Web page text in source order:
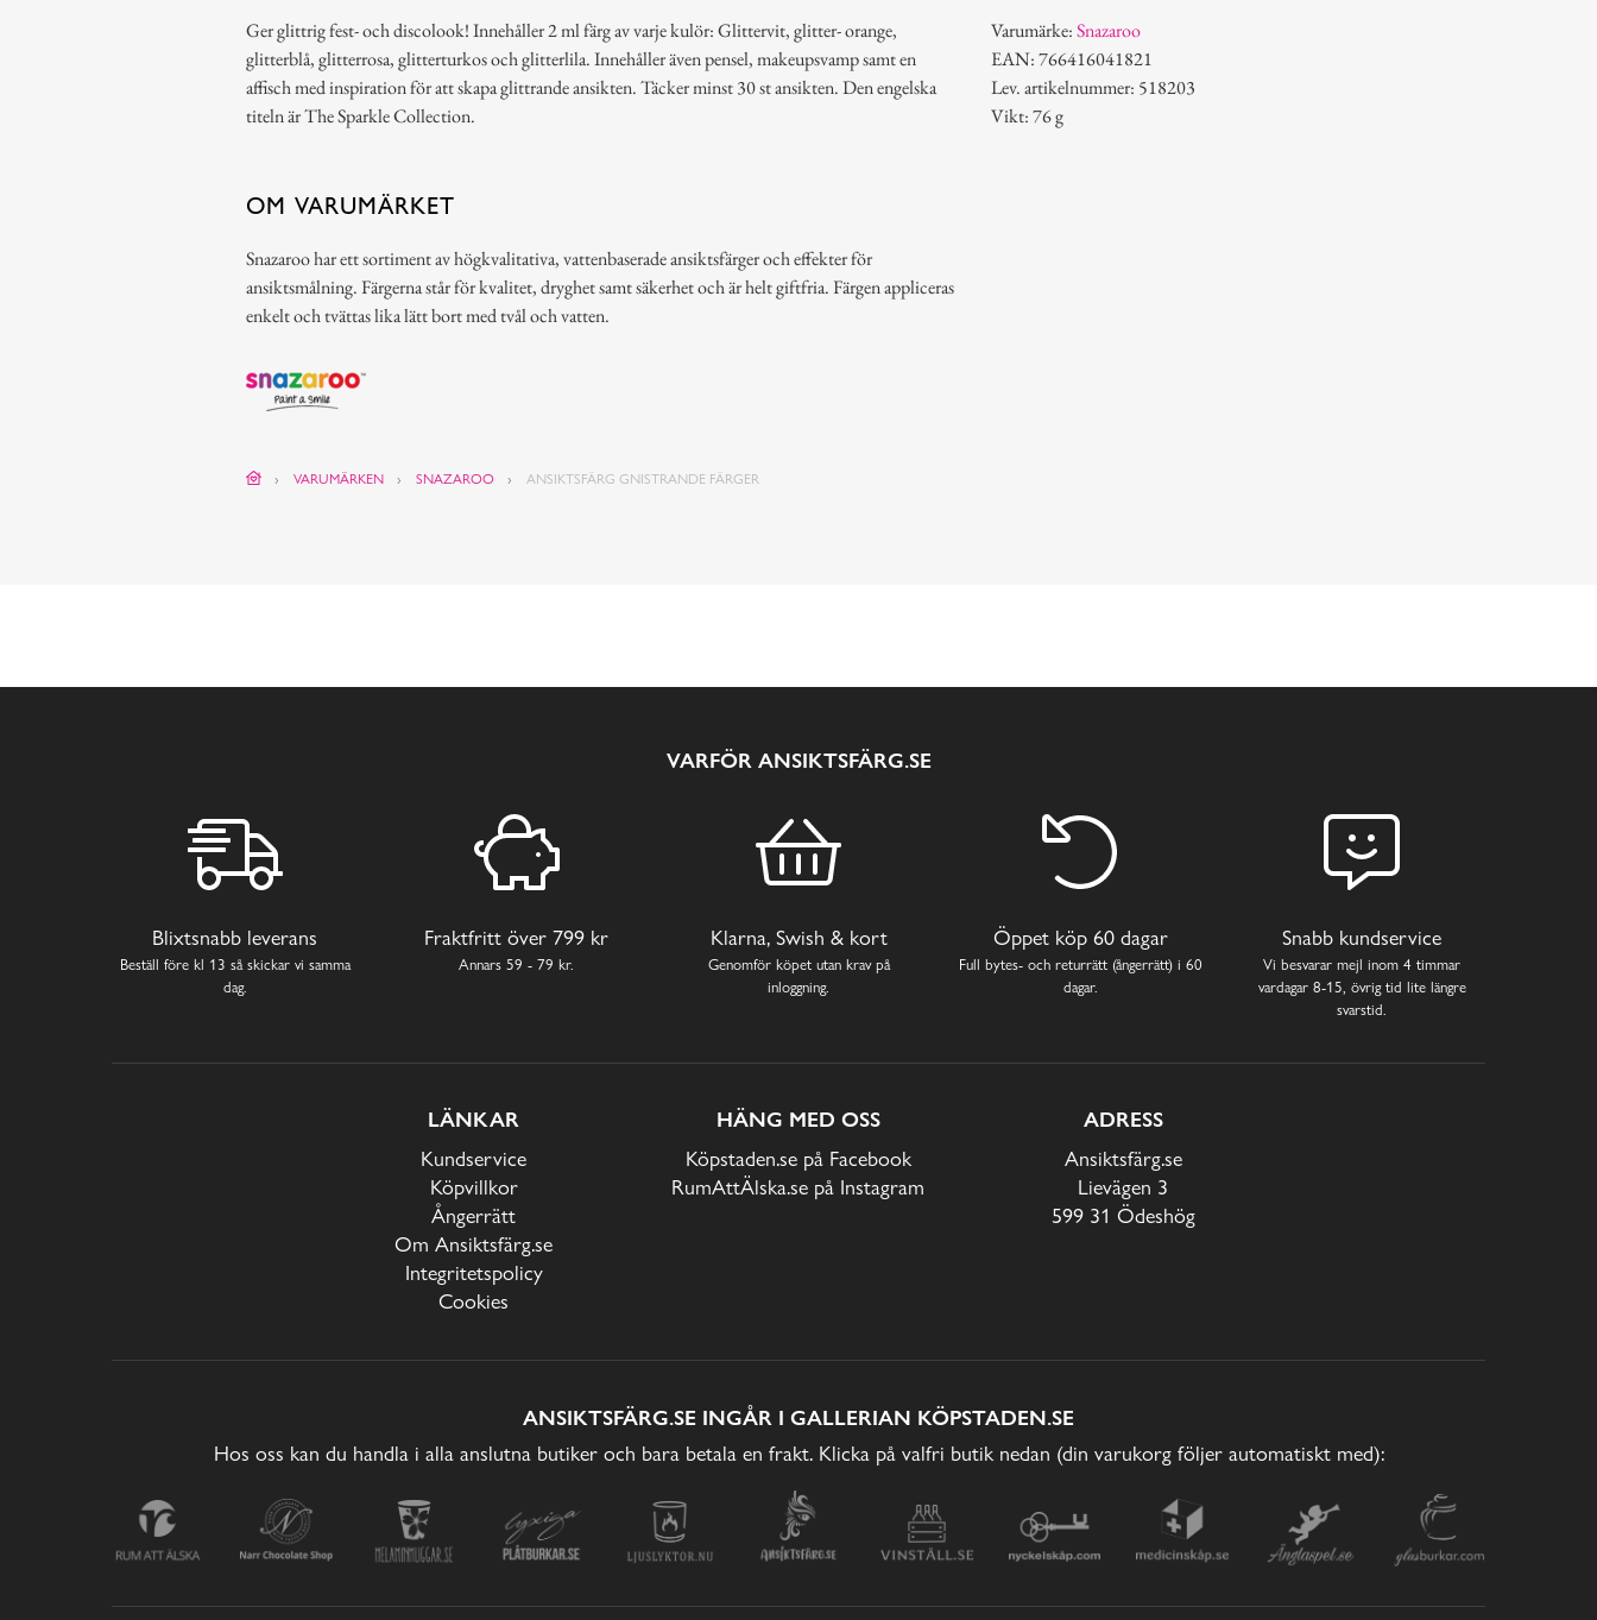
Ger glittrig fest- och discolook! Innehåller 2 ml färg av varje kulör: Glittervit, glitter- orange,
glitterblå, glitterrosa, glitterturkos och glitterlila. Innehåller även pensel, makeupsvamp samt en
affisch med inspiration för att skapa glittrande ansikten. Täcker minst 30 st ansikten. Den engelska
titeln är The Sparkle Collection.
Varumärke:Snazaroo
EAN: 766416041821
Lev. artikelnummer: 518203
Vikt: 76 g
OM VARUMÄRKET
Snazaroo har ett sortiment av högkvalitativa, vattenbaserade ansiktsfärger och effekter för
ansiktsmålning. Färgerna står för kvalitet, dryghet samt säkerhet och är helt giftfria. Färgen appliceras
enkelt och tvättas lika lätt bort med tvål och vatten.
VARUMÄRKEN SNAZAROO ANSIKTSFÄRG GNISTRANDE FÄRGER
VARFÖR ANSIKTSFÄRG.SE
Blixtsnabb leverans
Beställ före kl 13 så skickar vi samma
dag.
Fraktfritt över 799 kr
Annars 59 - 79 kr.
Klarna, Swish & kort
Genomför köpet utan krav på
inloggning.
Öppet köp 60 dagar
Full bytes- och returrätt (ångerrätt) i 60
dagar.
Snabb kundservice
Vi besvarar mejl inom 4 timmar
vardagar 8-15, övrig tid lite längre
svarstid.
LÄNKAR
Kundservice
Köpvillkor
Ångerrätt
Om Ansiktsfärg.se
Integritetspolicy
Cookies
HÄNG MED OSS
Köpstaden.se på Facebook
RumAttÄlska.se på Instagram
ADRESS
Ansiktsfärg.se
Lievägen 3
599 31 Ödeshög
ANSIKTSFÄRG.SE INGÅR I GALLERIAN KÖPSTADEN.SE
Hos oss kan du handla i alla anslutna butiker och bara betala en frakt. Klicka på valfri butik nedan (din varukorg följer automatiskt med):